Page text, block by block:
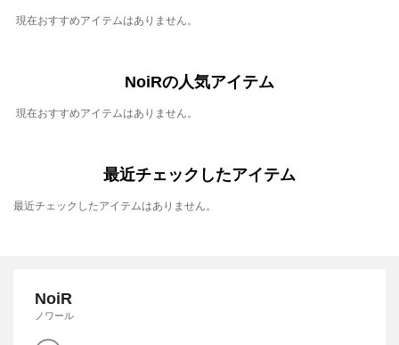
現在おすすめアイテムはありません。
NoiRの人気アイテム
現在おすすめアイテムはありません。
最近チェックしたアイテム
最近チェックしたアイテムはありません。
NoiR
ノワール